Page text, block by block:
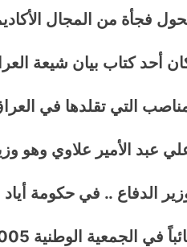
فجأة من المجال
أحد كتاب بيان شيعة العراق العام 2002 الداعي
التي تقلدها في
عبد الأمير علاوي وهو وزير
الدفاع .. في حكومة أياد
في الجمعية الوطنية 2005.